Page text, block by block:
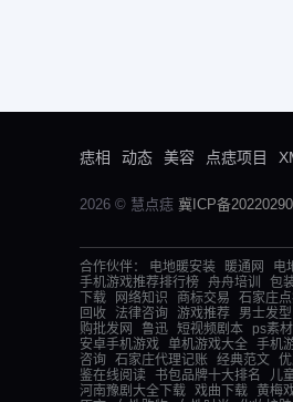
痣相 动态 美容 点痣项目
2026 © 慧点痣 冀ICP备
合作伙伴： 电地暖安装 暖通网 电
手机游戏推荐排行榜 舟舟培训 包
下载
网络知识 商标交易 石家庄
回收
法律咨询 游戏推荐 男士发型
购批发网
鲁迅 短视频剧本 ps素
安卓手机游戏 单机游戏大全 手机
咨询 石家庄代理记账 经典范文
鉴在线阅读 书包品牌十大排名 儿
河南豫剧大全下载 戏曲下载 黄梅